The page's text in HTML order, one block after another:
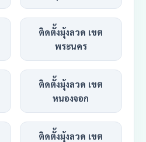
ติดตั้งมุ้งลวด เขต
พระนคร
ติดตั้งมุ้งลวด เขต
หนองจอก
ติดตั้งมุ้งลวด เขต